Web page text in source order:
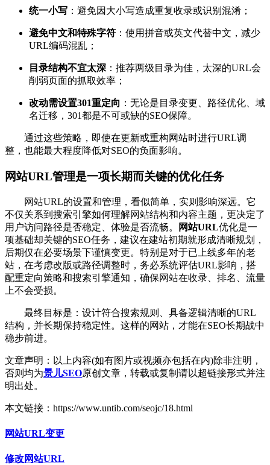
统一小写 ：避免因大小写造成重复收录或识别混淆；
避免中文和特殊字符 ：使用拼音或英文代替中文，减少
URL编码混乱；
目录结构不宜太深 ：推荐两级目录为佳，太深的URL会
削弱页面的抓取效率；
改动需设置301重定向 ：无论是目录变更、路径优化、域
名迁移，301都是不可或缺的SEO保障。
通过这些策略，即使在更新或重构网站时进行URL调
整，也能最大程度降低对SEO的负面影响。
网站URL管理是一项长期而关键的优化任务
网站URL的设置和管理，看似简单，实则影响深远。它
不仅关系到搜索引擎如何理解网站结构和内容主题，更决定了
用户访问路径是否稳定、体验是否流畅。
网站URL优化是一
项基础却关键的SEO任务，建议在建站初期就形成清晰规划，
后期仅在必要场景下谨慎变更。特别是对于已上线多年的老
站，在考虑改版或路径调整时，务必系统评估URL影响，搭
配重定向策略和搜索引擎通知，确保网站在收录、排名、流量
上不会受损。
最终目标是：设计符合搜索规则、具备逻辑清晰的URL
结构，并长期保持稳定性。这样的网站，才能在SEO长期战中
稳步前进。
文章声明：以上内容(如有图片或视频亦包括在内)除非注明，
否则均为景儿SEO原创文章，转载或复制请以超链接形式并注
明出处。
本文链接：https://www.untib.com/seojc/18.html
网站URL变更
修改网站URL